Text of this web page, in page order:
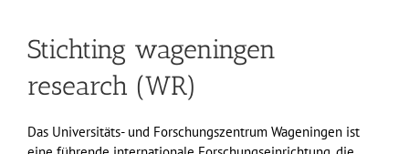
Stichting wageningen
research (WR)
Das Universitäts- und Forschungszentrum Wageningen ist